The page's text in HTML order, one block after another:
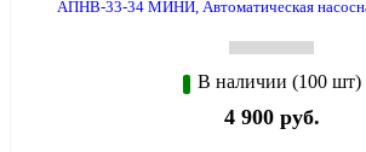
АПНВ-33-34 МИНИ, Автоматическая
В наличии (100 шт)
4 900 руб.